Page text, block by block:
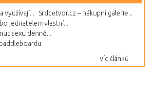
využívají...
Srdcetvor.cz – nákupní galerie...
jednatelem vlastní...
sexu denně...
víc článků